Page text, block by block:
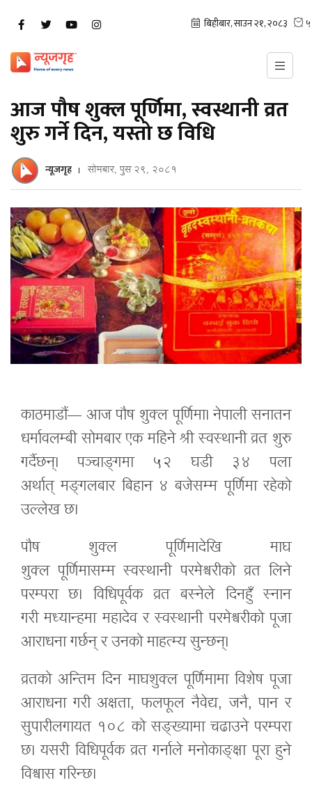
आज पौष शुक्ल पूर्णिमा, स्वस्थानी व्रत
शुरु गर्ने दिन, यस्तो छ विधि
न्यूजगृह सोमबार, पुस २९, २०८१
काठमाडौं— आज पौष शुक्ल पूर्णिमा। नेपाली सनातन
धर्मावलम्बी सोमबार एक महिनेश्री स्वस्थानीव्रत शुरु
गर्दैछन्। पञ्चाङ्गमा ५२ घडी ३४ पला
अर्थात्मङ्गलबारबिहान ४ बजेसम्म पूर्णिमा रहेको
उल्लेख छ।
पौष शुक्ल पूर्णिमादेखि माघ
शुक्लपूर्णिमासम्मस्वस्थानी परमेश्वरीको व्रत लिने
परम्परा छ। विधिपूर्वक व्रत बस्नेले दिनहुँ स्नान
गरीमध्यान्हमामहादेव र स्वस्थानी परमेश्वरीको पूजा
आराधना गर्छन् र उनको माहत्म्य सुन्छन्।
व्रतको अन्तिम दिन माघशुक्ल पूर्णिमामा विशेष पूजा
आराधना गरी अक्षता, फलफूल नैवेद्य, जनै, पान र
सुपारीलगायत १०८ कोसङ्ख्यामाचढाउने परम्परा
छ। यसरी विधिपूर्वक व्रत गर्नालेमनोकाङ्क्षापूरा हुने
विश्वास गरिन्छ।